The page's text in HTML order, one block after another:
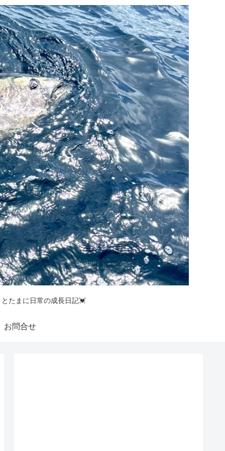
たまに日常の成長日記💓
お問合せ